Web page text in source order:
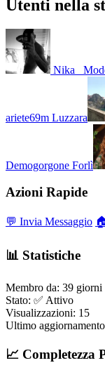
Utenti nella
Nika_
ariete69m Luzzara
Demogorgone Forlì
Azioni Rapide
💬 Invia Messaggio
📊 Statistiche
Membro da: 39 giorni
Stato: ✅ Attivo
Visualizzazioni: 15
Ultimo
📈 Completezza